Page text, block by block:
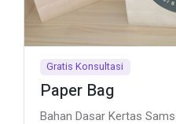
Gratis Konsultasi
Paper Bag
Bahan Dasar Kertas